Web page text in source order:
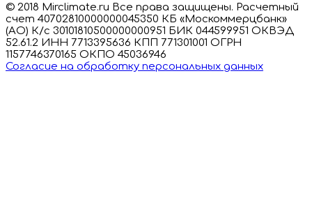
© 2018 Mirclimate.ru Все права защищены. Расчетный
счет 40702810000000045350 КБ «Москоммерцбанк»
(АО) К/с 30101810500000000951 БИК 044599951 ОКВЭД
52.61.2 ИНН 7713395636 КПП 771301001 ОГРН
1157746370165 ОКПО 45036946
Согласие на обработку персональных данных